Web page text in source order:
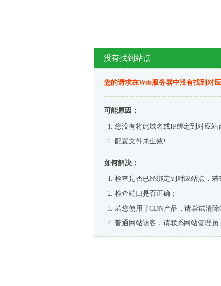
没有找到站点
您的请求在Web服务器中没有找到对
可能原因：
您没有将此域名或IP绑定到对应站
配置文件未生效!
如何解决：
检查是否已经绑定到对应站点，
检查端口是否正确；
若您使用了CDN产品，请尝试清除
普通网站访客，请联系网站管理员